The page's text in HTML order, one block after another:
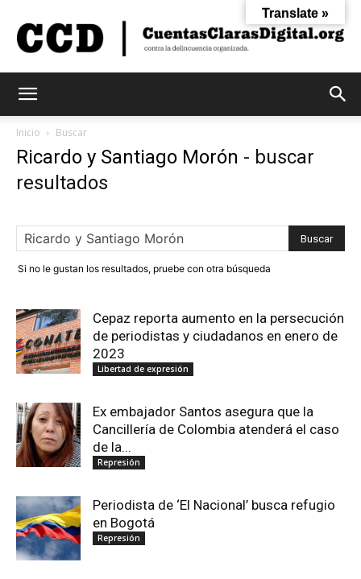
Digital
Inicio Buscar
Ricardo y Santiago Morón - buscar
resultados
Si no le gustan los resultados, pruebe con otra búsqueda
Cepaz reporta aumento en la persecución
de periodistas y ciudadanos en enero de
2023
Libertad de expresión
Ex embajador Santos asegura que la
Cancillería de Colombia atenderá el caso
de la...
Represión
Periodista de ‘El Nacional’ busca refugio
en Bogotá
Represión
Translate »